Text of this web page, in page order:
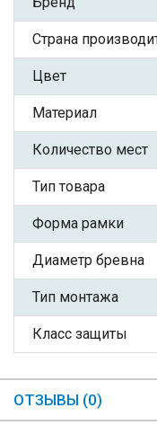
Страна
Цвет
Материал
Количество мест
Тип товара
Форма рамки
Диаметр бревна
Тип монтажа
Класс защиты
ОТЗЫВЫ (0)